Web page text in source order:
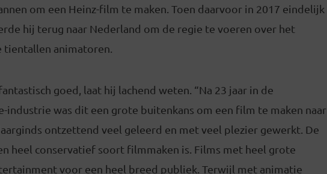
om een Heinz-film te maken. Toen daarvoor in 2017 eindelijk
hij terug naar Nederland om de regie te voeren over het
tientallen animatoren.
goed, laat hij lachend weten. “Na 23 jaar in de
industrie was dit een grote buitenkans om een film te maken naar
ontzettend veel geleerd en met veel plezier gewerkt. De
heel conservatief soort filmmaken is. Films met heel grote
voor een heel breed publiek. Terwijl met animatie